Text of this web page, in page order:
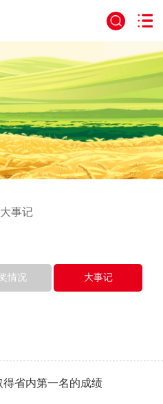
大事记
情况 大事记
省内第一名的成绩